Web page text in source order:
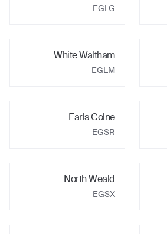
EGLG
White Waltham
EGLM
Earls Colne
EGSR
North Weald
EGSX